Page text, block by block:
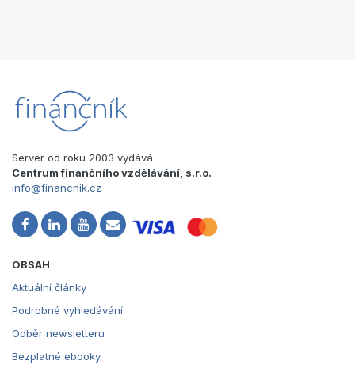
Server od roku 2003 vydává
Centrum finančního vzdělávání, s.r.o.
info@financnik.cz
OBSAH
Aktuální články
Podrobné vyhledávání
Odběr newsletteru
Bezplatné ebooky